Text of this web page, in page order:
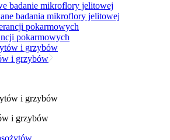
badanie mikroflory jelitowej
badania mikroflory jelitowej
pokarmowych
i grzybów
i grzybów